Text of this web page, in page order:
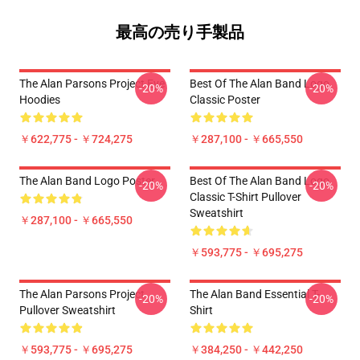
最高の売り手製品
The Alan Parsons Project Eye
Hoodies
￥622,775 - ￥724,275
-20%
Best Of The Alan Band Logo
Classic Poster
￥287,100 - ￥665,550
-20%
The Alan Band Logo Poster
￥287,100 - ￥665,550
-20%
Best Of The Alan Band Logo
Classic T-Shirt Pullover
Sweatshirt
￥593,775 - ￥695,275
-20%
The Alan Parsons Project
Pullover Sweatshirt
￥593,775 - ￥695,275
-20%
The Alan Band Essential T-
Shirt
￥384,250 - ￥442,250
-20%